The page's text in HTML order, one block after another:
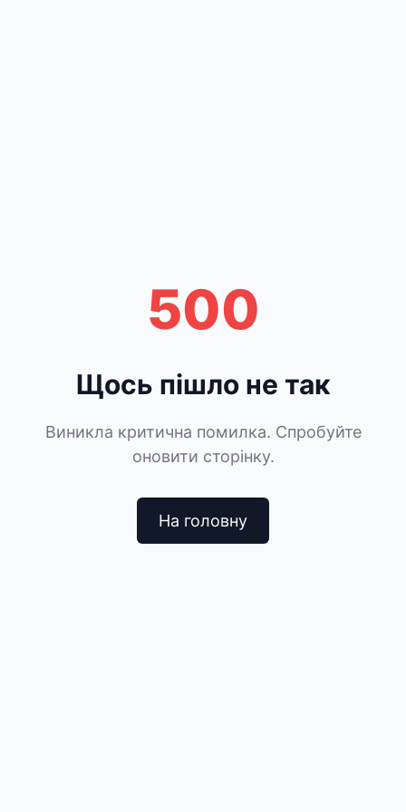
500
Щось пішло не так
Виникла критична помилка. Спробуйте
оновити сторінку.
На головну